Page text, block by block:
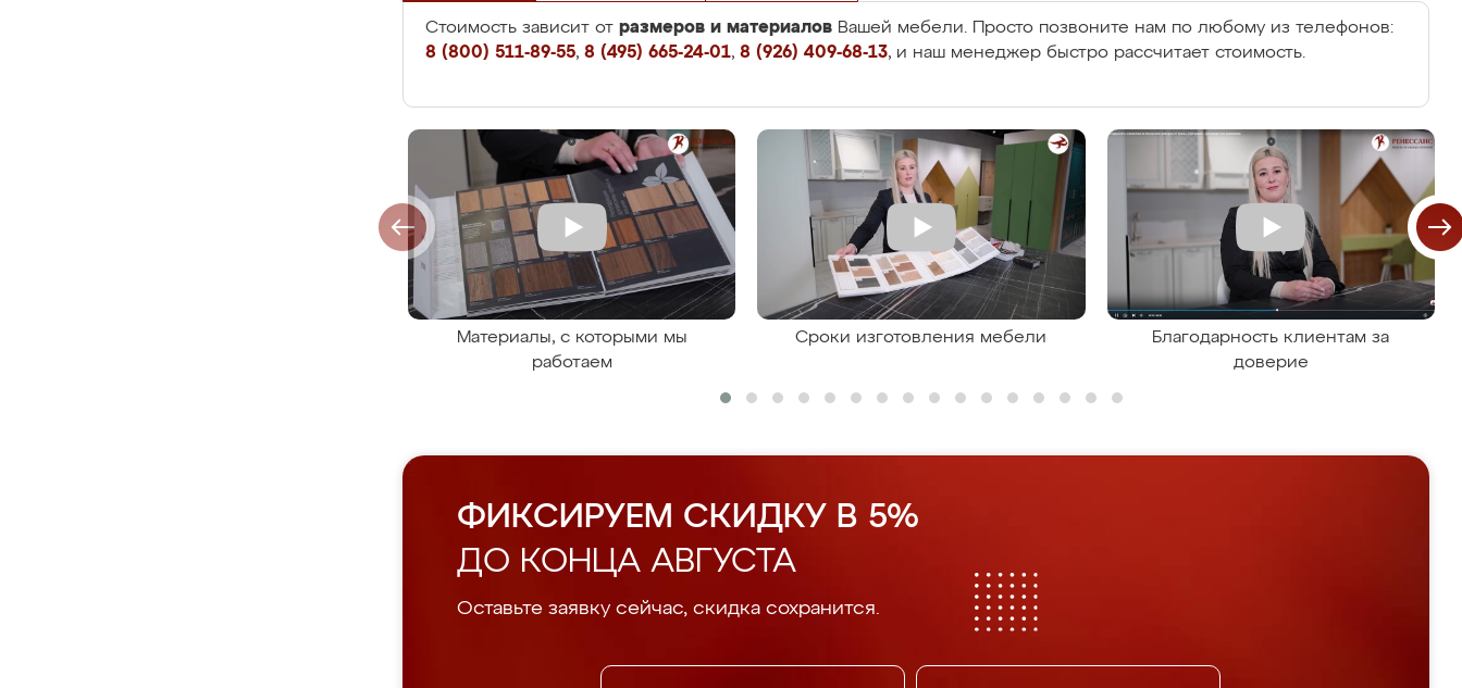
Стоимость зависит от размеров и материалов Вашей мебели. Просто позвоните нам по любому из телефонов:
8 (800) 511-89-55, 8 (495) 665-24-01, 8 (926) 409-68-13, и наш менеджер быстро рассчитает стоимость.
Материалы, с которыми мы
работаем
Сроки изготовления мебели
Благодарность клиентам за
доверие
ФИКСИРУЕМ СКИДКУ В 5%
ДО КОНЦА АВГУСТА
Оставьте заявку сейчас, скидка сохранится.